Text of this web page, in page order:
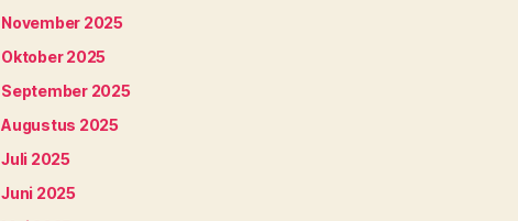
November 2025
Oktober 2025
September 2025
Augustus 2025
Juli 2025
Juni 2025